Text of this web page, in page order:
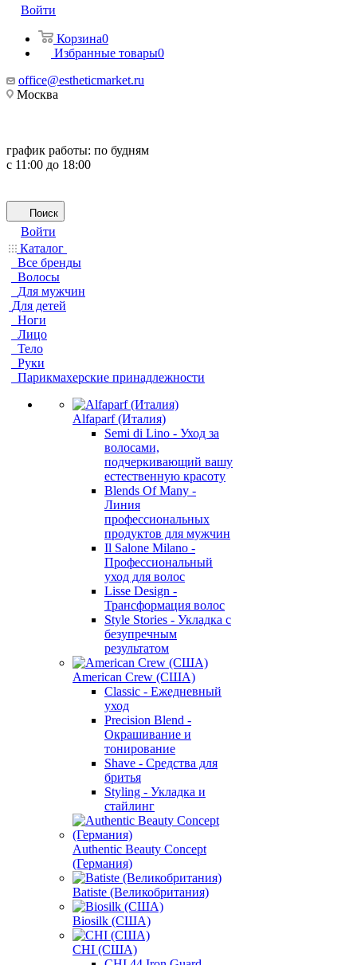
Войти
Корзина0
Избранные товары0
office@estheticmarket.ru
Москва
график работы: по будням
с 11:00 до 18:00
Поиск
Войти
Каталог
Все бренды
Волосы
Для мужчин
Для детей
Ноги
Лицо
Тело
Руки
Парикмахерские принадлежности
Alfaparf (Италия)
Semi di Lino - Уход за
волосами,
подчеркивающий вашу
естественную красоту
Blends Of Many -
Линия
профессиональных
продуктов для мужчин
Il Salone Milano -
Профессиональный
уход для волос
Lisse Design -
Трансформация волос
Style Stories - Укладка с
безупречным
результатом
American Crew (США)
Classic - Ежедневный
уход
Precision Blend -
Окрашивание и
тонирование
Shave - Средства для
бритья
Styling - Укладка и
стайлинг
Authentic Beauty Concept
(Германия)
Batiste (Великобритания)
Biosilk (США)
CHI (США)